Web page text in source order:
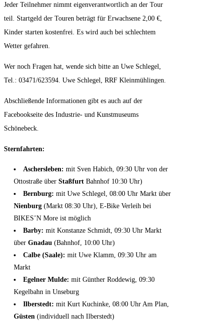
Jeder Teilnehmer nimmt eigenverantwortlich an der Tour
teil. Startgeld der Touren beträgt für Erwachsene 2,00 €,
Kinder starten kostenfrei. Es wird auch bei schlechtem
Wetter gefahren.
Wer noch Fragen hat, wende sich bitte an Uwe Schlegel,
Tel.: 03471/623594. Uwe Schlegel, RRF Kleinmühlingen.
Abschließende Informationen gibt es auch auf der
Facebookseite des Industrie- und Kunstmuseums
Schönebeck.
Sternfahrten:
Aschersleben: mit Sven Habich, 09:30 Uhr von der
Ottostraße über Staßfurt Bahnhof 10:30 Uhr)
Bernburg: mit Uwe Schlegel, 08:00 Uhr Markt über
Nienburg (Markt 08:30 Uhr), E-Bike Verleih bei
BIKES’N More ist möglich
Barby: mit Konstanze Schmidt, 09:30 Uhr Markt
über Gnadau (Bahnhof, 10:00 Uhr)
Calbe (Saale): mit Uwe Klamm, 09:30 Uhr am
Markt
Egelner Mulde: mit Günther Roddewig, 09:30
Kegelbahn in Unseburg
Ilberstedt: mit Kurt Kuchinke, 08:00 Uhr Am Plan,
Güsten (individuell nach Ilberstedt)